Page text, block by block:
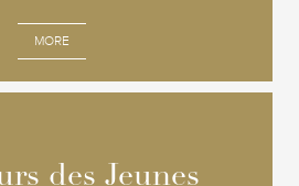
MORE
des Jeunes
des Jeunes